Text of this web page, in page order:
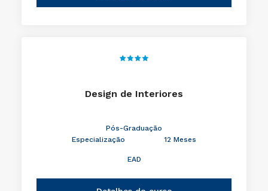
Design de Interiores
Pós-Graduação
Especialização
12 Meses
EAD